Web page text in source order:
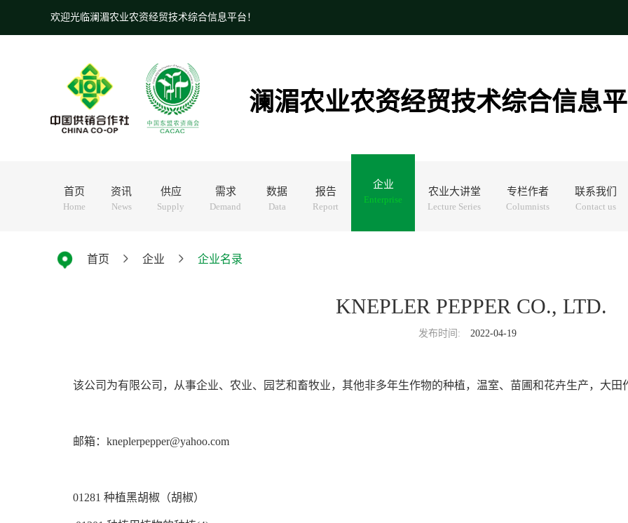
欢迎光临澜湄农业农资经贸技术综合信息平台！
澜湄农业农资经贸技术综合信息
首页
Home
资讯
News
供应
Supply
需求
Demand
数据
Data
报告
Report
企业
Enterprise
农业大讲堂
Lecture Series
专栏作者
Columnists
联系我们
Contact us
首页 企业 企业名录
KNEPLER PEPPER CO., LTD.
发布时间: 2022-04-19
该公司为有限公司，从事企业、农业、园艺和畜牧业，其他非多年生作物的种植，温室、苗圃和花卉生产，大田
邮箱：kneplerpepper@yahoo.com
01281 种植黑胡椒（胡椒）